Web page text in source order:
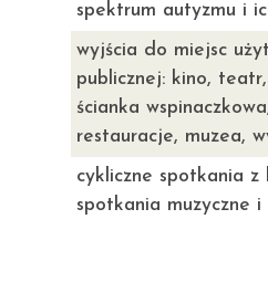
spektrum autyzmu i
wyjścia do miejsc
publicznej: kino,
ścianka
restauracje, muzea,
cykliczne spotkania z
spotkania muzyczne